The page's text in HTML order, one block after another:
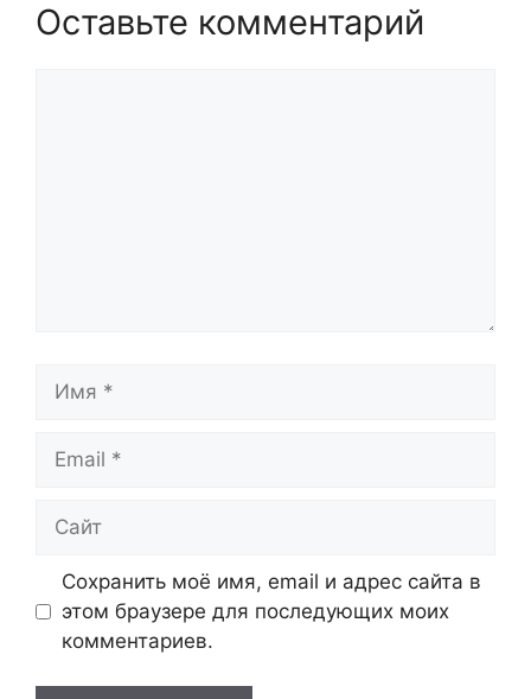
Оставьте комментарий
Сохранить моё имя, email и адрес сайта в
этом браузере для последующих моих
комментариев.